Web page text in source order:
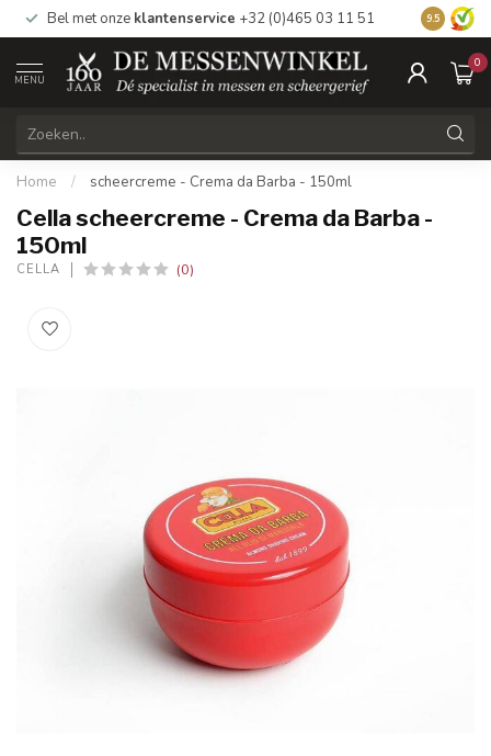
Bel met onze klantenservice +32 (0)465 03 11 51 Bezoek
9.5
MENU
0
Home / scheercreme - Crema da Barba - 150ml
Cella scheercreme - Crema da Barba -
150ml
CELLA (0)